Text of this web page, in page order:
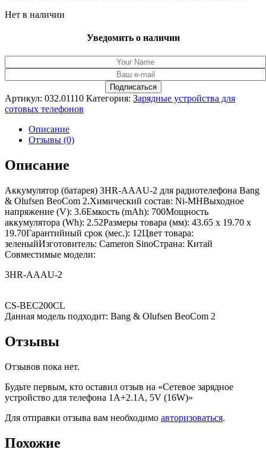
Нет в наличии
Уведомить о наличии
Артикул: 032.01110 Категория: Зарядные устройства для
сотовых телефонов
Описание
Отзывы (0)
Описание
Аккумулятор (батарея) 3HR-AAAU-2 для радиотелефона Bang
& Olufsen BeoCom 2.Химический состав: Ni-MHВыходное
напряжение (V): 3.6Емкость (mAh): 700Мощность
аккумулятора (Wh): 2.52Размеры товара (мм): 43.65 x 19.70 x
19.70Гарантийный срок (мес.): 12Цвет товара:
зеленыйИзготовитель: Cameron SinoСтрана: Китай
Совместимые модели:
3HR-AAAU-2
CS-BEC200CL
Данная модель подходит: Bang & Olufsen BeoCom 2
Отзывы
Отзывов пока нет.
Будьте первым, кто оставил отзыв на «Сетевое зарядное
устройство для телефона 1A+2.1A, 5V (16W)»
Для отправки отзыва вам необходимо авторизоваться.
Похожие